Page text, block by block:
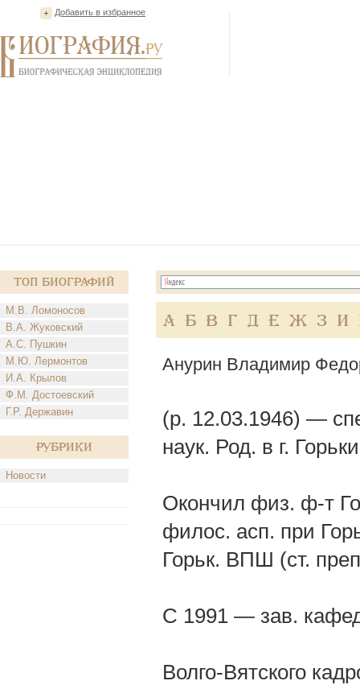
Добавить в избранное
Топ Биографий
М.В. Ломоносов
В.А. Жуковский
А.С. Пушкин
М.Ю. Лермонтов
И.А. Крылов
Ф.М. Достоевский
Г.Р. Державин
Рубрики
Новости
А Б В Г Д Е Ж З И
Анурин Владимир
(р. 12.03.1946) —
наук. Род. в г.
Окончил физ. ф-т
филос. асп. при
Горьк. ВПШ (ст.
С 1991 — зав.
Волго-Вятского